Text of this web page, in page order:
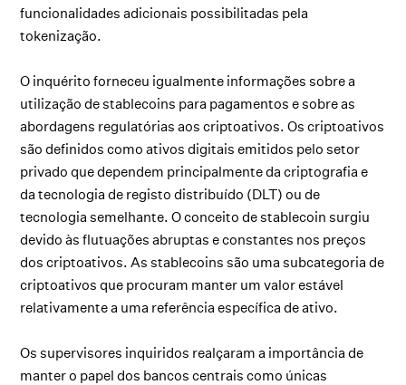
funcionalidades adicionais possibilitadas pela
tokenização.
O inquérito forneceu igualmente informações sobre a
utilização de stablecoins para pagamentos e sobre as
abordagens regulatórias aos criptoativos. Os criptoativos
são definidos como ativos digitais emitidos pelo setor
privado que dependem principalmente da criptografia e
da tecnologia de registo distribuído (DLT) ou de
tecnologia semelhante. O conceito de stablecoin surgiu
devido às flutuações abruptas e constantes nos preços
dos criptoativos. As stablecoins são uma subcategoria de
criptoativos que procuram manter um valor estável
relativamente a uma referência específica de ativo.
Os supervisores inquiridos realçaram a importância de
manter o papel dos bancos centrais como únicas